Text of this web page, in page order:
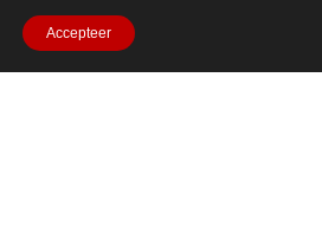
Accepteer